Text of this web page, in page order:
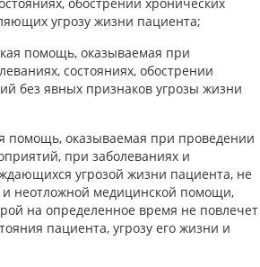
угрозу жизни пациента;
помощь, оказываемая при
состояниях, обострении
без явных признаков угрозы жизни
помощь, оказываемая при проведении
при заболеваниях и
угрозой жизни пациента, не
неотложной медицинской помощи,
на определенное время не повлечет
пациента, угрозу его жизни и